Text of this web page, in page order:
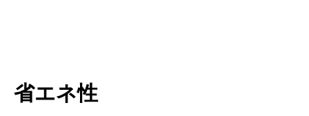
省エネ性